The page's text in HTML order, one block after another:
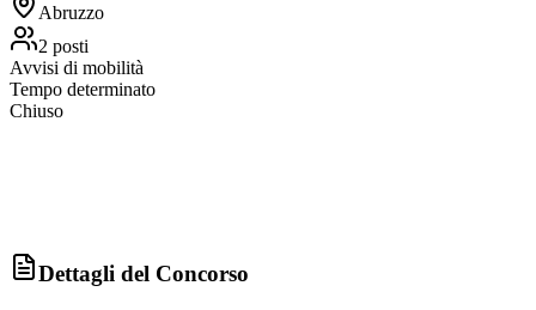
Abruzzo
2 posti
Avvisi di mobilità
Tempo determinato
Chiuso
Dettagli del Concorso